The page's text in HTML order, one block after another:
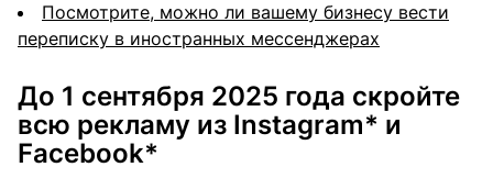
Посмотрите, можно ли вашему бизнесу вести
переписку в иностранных мессенджерах
До 1 сентября 2025 года скройте
всю рекламу из Instagram* и
Facebook*